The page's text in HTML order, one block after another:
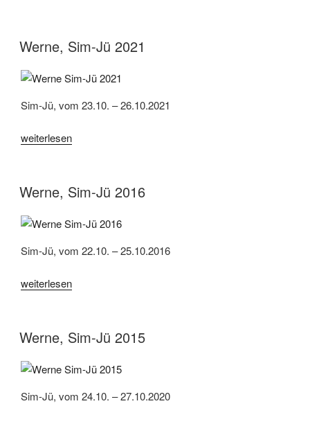
Sim-
2022“
Werne, Sim-Jü 2021
Sim-Jü, vom 23.10. – 26.10.2021
„Werne,
2021“
weiterlesen
Werne, Sim-Jü 2016
Sim-Jü, vom 22.10. – 25.10.2016
„Werne,
2016“
weiterlesen
Werne, Sim-Jü 2015
Sim-Jü, vom 24.10. – 27.10.2020